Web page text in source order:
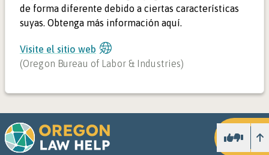
de forma diferente debido a ciertas características
suyas. Obtenga más información aquí.
Visite el sitio web
(Oregon Bureau of Labor & Industries)